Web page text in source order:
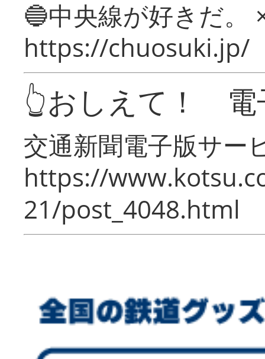
🔵中央線が好きだ。
https://chuosuki.jp/
👆おしえて！ 電
交通新聞電子版サー
https://
21/post_4048.html